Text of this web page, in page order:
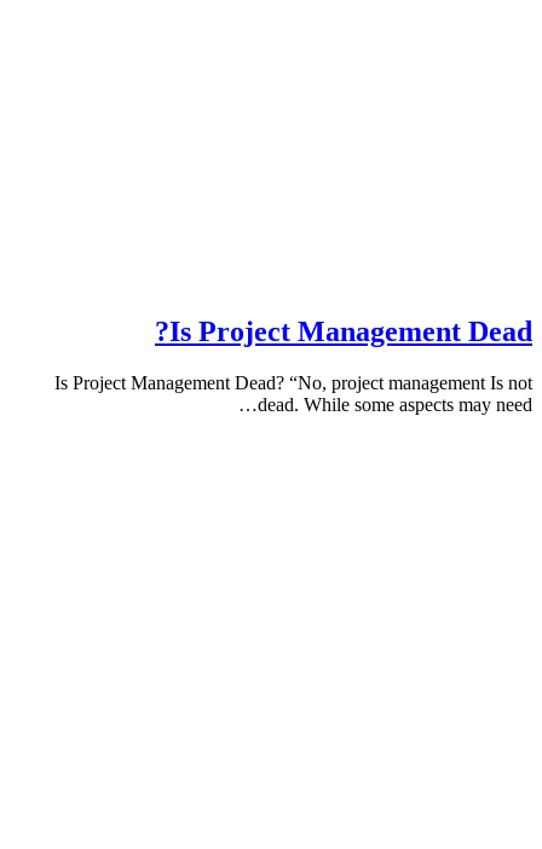
Is Project Management
Is Project Management Dead? “No, project
dead. While some aspects